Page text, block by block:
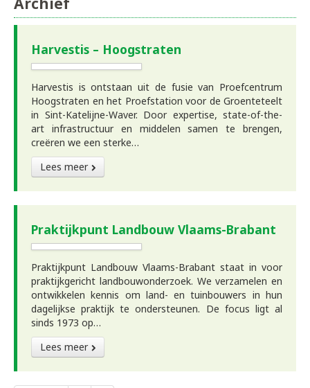
Harvestis – Hoogstraten
Harvestis is ontstaan uit de fusie van Proefcentrum
Hoogstraten en het Proefstation voor de Groenteteelt
in Sint-Katelijne-Waver. Door expertise, state-of-the-
art infrastructuur en middelen samen te brengen,
creëren we een sterke…
Lees meer
Praktijkpunt Landbouw Vlaams-Brabant
Praktijkpunt Landbouw Vlaams-Brabant staat in voor
praktijkgericht landbouwonderzoek. We verzamelen en
ontwikkelen kennis om land- en tuinbouwers in hun
dagelijkse praktijk te ondersteunen. De focus ligt al
sinds 1973 op…
Lees meer